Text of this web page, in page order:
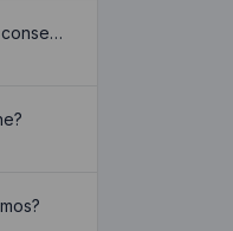
¿Dónde puedo conseguirlo?